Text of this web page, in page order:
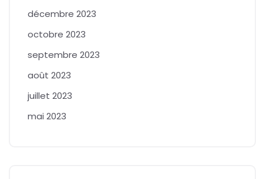
décembre 2023
octobre 2023
septembre 2023
août 2023
juillet 2023
mai 2023